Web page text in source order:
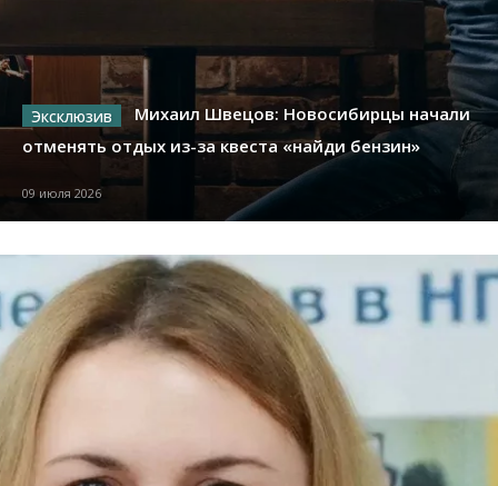
Михаил Швецов: Новосибирцы начали
отменять отдых из-за квеста «найди бензин»
09 июля 2026